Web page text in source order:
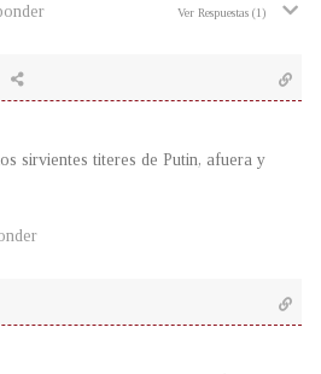
Ver Respuestas (1)
sirvientes titeres de Putin, afuera y